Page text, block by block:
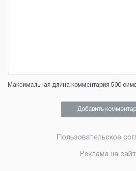
Максимальная длина комментария 500
Добавить
Пользовательское
Реклама на